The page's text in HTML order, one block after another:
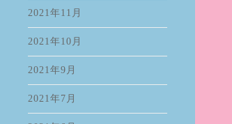
2021年11月
2021年10月
2021年9月
2021年7月